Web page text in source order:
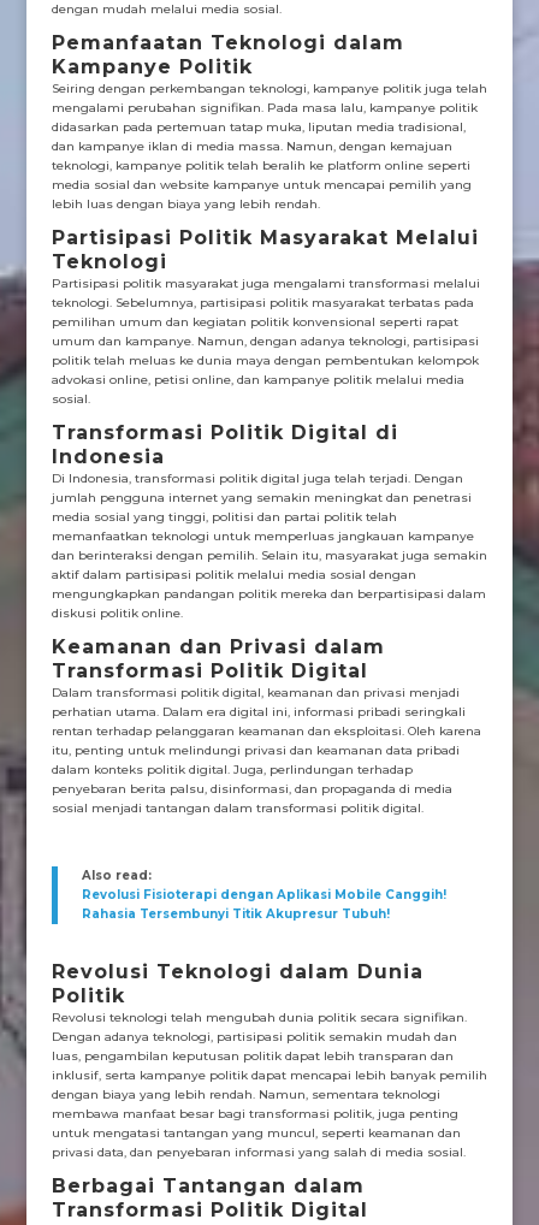
dengan mudah melalui media sosial.
Pemanfaatan Teknologi dalam
Kampanye Politik
Seiring dengan perkembangan teknologi, kampanye politik juga telah
mengalami perubahan signifikan. Pada masa lalu, kampanye politik
didasarkan pada pertemuan tatap muka, liputan media tradisional,
dan kampanye iklan di media massa. Namun, dengan kemajuan
teknologi, kampanye politik telah beralih ke platform online seperti
media sosial dan website kampanye untuk mencapai pemilih yang
lebih luas dengan biaya yang lebih rendah.
Partisipasi Politik Masyarakat Melalui
Teknologi
Partisipasi politik masyarakat juga mengalami transformasi melalui
teknologi. Sebelumnya, partisipasi politik masyarakat terbatas pada
pemilihan umum dan kegiatan politik konvensional seperti rapat
umum dan kampanye. Namun, dengan adanya teknologi, partisipasi
politik telah meluas ke dunia maya dengan pembentukan kelompok
advokasi online, petisi online, dan kampanye politik melalui media
sosial.
Transformasi Politik Digital di
Indonesia
Di Indonesia, transformasi politik digital juga telah terjadi. Dengan
jumlah pengguna internet yang semakin meningkat dan penetrasi
media sosial yang tinggi, politisi dan partai politik telah
memanfaatkan teknologi untuk memperluas jangkauan kampanye
dan berinteraksi dengan pemilih. Selain itu, masyarakat juga semakin
aktif dalam partisipasi politik melalui media sosial dengan
mengungkapkan pandangan politik mereka dan berpartisipasi dalam
diskusi politik online.
Keamanan dan Privasi dalam
Transformasi Politik Digital
Dalam transformasi politik digital, keamanan dan privasi menjadi
perhatian utama. Dalam era digital ini, informasi pribadi seringkali
rentan terhadap pelanggaran keamanan dan eksploitasi. Oleh karena
itu, penting untuk melindungi privasi dan keamanan data pribadi
dalam konteks politik digital. Juga, perlindungan terhadap
penyebaran berita palsu, disinformasi, dan propaganda di media
sosial menjadi tantangan dalam transformasi politik digital.
Also read:
Revolusi Fisioterapi dengan Aplikasi Mobile Canggih!
Rahasia Tersembunyi Titik Akupresur Tubuh!
Revolusi Teknologi dalam Dunia
Politik
Revolusi teknologi telah mengubah dunia politik secara signifikan.
Dengan adanya teknologi, partisipasi politik semakin mudah dan
luas, pengambilan keputusan politik dapat lebih transparan dan
inklusif, serta kampanye politik dapat mencapai lebih banyak pemilih
dengan biaya yang lebih rendah. Namun, sementara teknologi
membawa manfaat besar bagi transformasi politik, juga penting
untuk mengatasi tantangan yang muncul, seperti keamanan dan
privasi data, dan penyebaran informasi yang salah di media sosial.
Berbagai Tantangan dalam
Transformasi Politik Digital